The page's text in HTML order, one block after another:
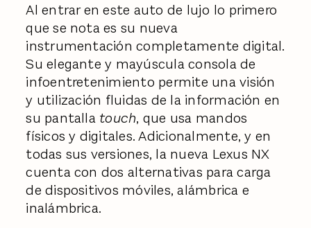
Al entrar en este auto de lujo lo primero
que se nota es su nueva
instrumentación completamente digital.
Su elegante y mayúscula consola de
infoentretenimiento permite una visión
y utilización fluidas de la información en
su pantalla touch, que usa mandos
físicos y digitales. Adicionalmente, y en
todas sus versiones, la nueva Lexus NX
cuenta con dos alternativas para carga
de dispositivos móviles, alámbrica e
inalámbrica.